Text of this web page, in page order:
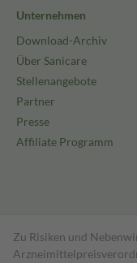
Unternehmen
Download-Archiv
Über Sanicare
Stellenangebote
Partner
Presse
Affiliate Programm
Zu Risiken und